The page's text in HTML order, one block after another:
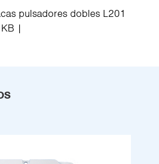
pulsadores dobles L201